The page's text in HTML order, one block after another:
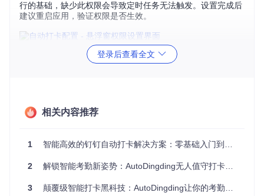
行的基础，缺少此权限会导致定时任务无法触发。设置完成后
建议重启应用，验证权限是否生效。
其次需要配置通知栏权限。在系统通知管理中，为"DailyTas
k"开启"允许通知"开关。开启后，您将实时收到打卡成功、失
到"通知使用权"选项，授予"DailyTask"通知监听权限。这一设
置让应用能够监测钉钉的打卡通知，确保在正确的时间点执行
核心功能：智能打卡任务配置与管理 🔧
登录后查看全文
相关内容推荐
1 智能高效的钉钉自动打卡解决方案：零基础入门到精通
2 解锁智能考勤新姿势：AutoDingding无人值守打卡方案全解析
3 颠覆级智能打卡黑科技：AutoDingding让你的考勤管理效率提升300%